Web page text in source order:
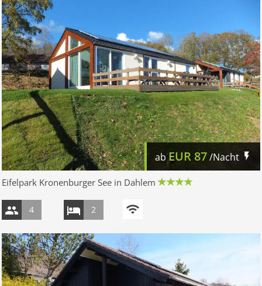
abEUR87/Nacht
Eifelpark Kronenburger See in Dahlem
4 2